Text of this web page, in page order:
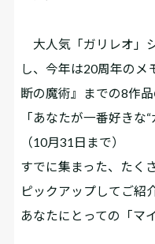
大人気「ガリレオ」
し、今年は20周年のメ
断の魔術』までの8作
「あなたが一番好きな
（10月31日まで）
すでに集まった、たく
ピックアップしてご紹介
あなたにとっての「マ